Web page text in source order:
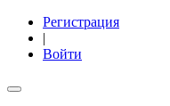
Регистрация
|
Войти